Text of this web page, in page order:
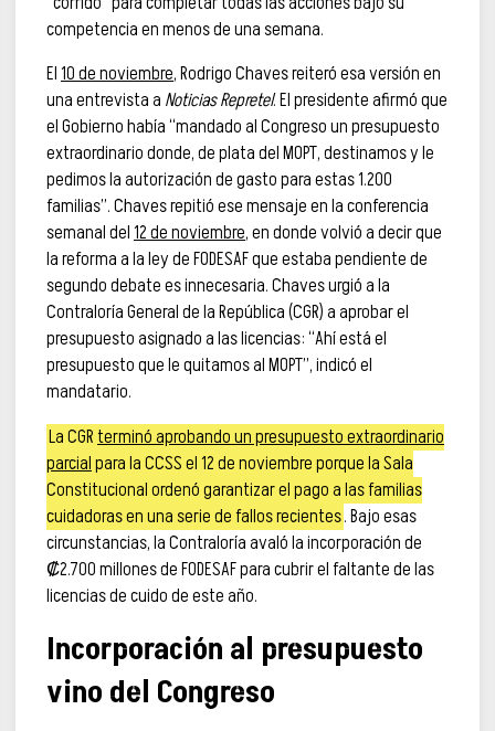
competencia en menos de una semana.
El10 de noviembre, Rodrigo Chaves reiteró esa versión en
una entrevista a Noticias Repretel. El presidente afirmó que
el Gobierno había “mandado al Congreso un presupuesto
extraordinario donde, de plata del MOPT, destinamos y le
pedimos la autorización de gasto para estas 1.200
familias”. Chaves repitió ese mensaje en la conferencia
semanal del12 de noviembre, en donde volvió a decir que
la reforma a la ley de FODESAF que estaba pendiente de
segundo debate es innecesaria. Chaves urgió a la
Contraloría General de la República (CGR) a aprobar el
presupuesto asignado a las licencias: “Ahí está el
presupuesto que le quitamos al MOPT”, indicó el
mandatario.
La CGRterminó aprobando un presupuesto extraordinario
parcialpara la CCSS el 12 de noviembre porque la Sala
Constitucional ordenó garantizar el pago a las familias
cuidadoras en una serie de fallos recientes. Bajo esas
circunstancias, la Contraloría avaló la incorporación de
₡2.700 millones de FODESAF para cubrir el faltante de las
licencias de cuido de este año.
Incorporación al presupuesto
vino del Congreso